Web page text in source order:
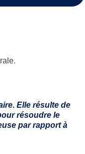
Elle résulte de
résoudre le
par rapport à